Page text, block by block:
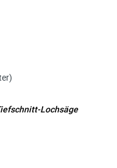
Lochsäge